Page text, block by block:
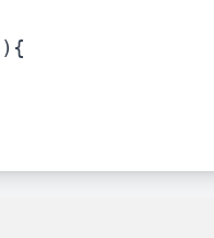
){